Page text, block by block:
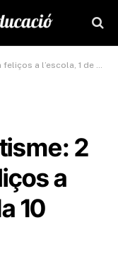
1 de cada 10 pateix ‘bullying’
2
a
10